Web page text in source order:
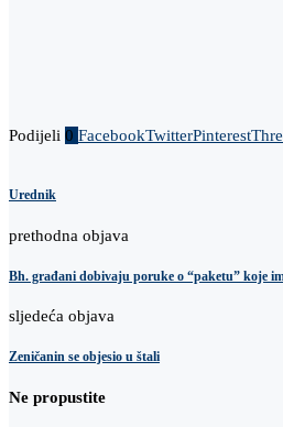
Podijeli 0 FacebookTwitterPinterest
Urednik
prethodna objava
Bh. građani dobivaju poruke o “paketu” koje
sljedeća objava
Zeničanin se objesio u štali
Ne propustite